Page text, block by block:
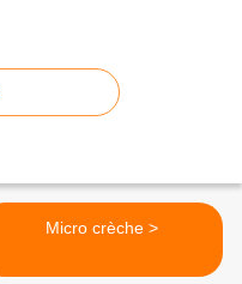
Micro crèche >